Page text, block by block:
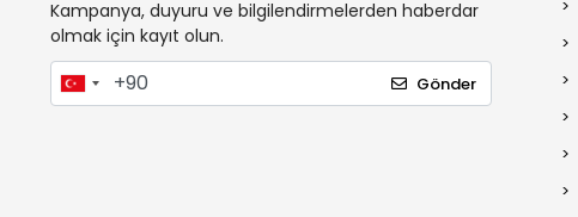
Kampanya, duyuru ve bilgilendirmelerden haberdar
olmak için kayıt olun.
Gönder